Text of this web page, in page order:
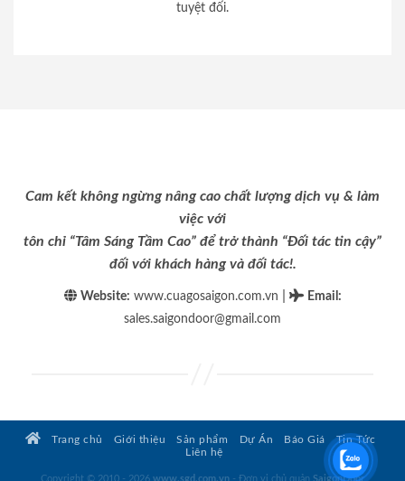
tuyệt đối.
Cam kết không ngừng nâng cao chất lượng dịch vụ & làm
việc với
tôn chỉ “Tâm Sáng Tầm Cao” để trở thành “Đối tác tin cậy”
đối với khách hàng và đối tác!.
Website: www.cuagosaigon.com.vn Email :
sales.saigondoor@gmail.com
Trang chủ Giới thiệu Sản phẩm Dự Án Báo Giá
Tin Tức
Liên hệ
Copyright © 2010 - 2026 www.sgd.com.vn - Đơn vị chủ quản SaigonDoor